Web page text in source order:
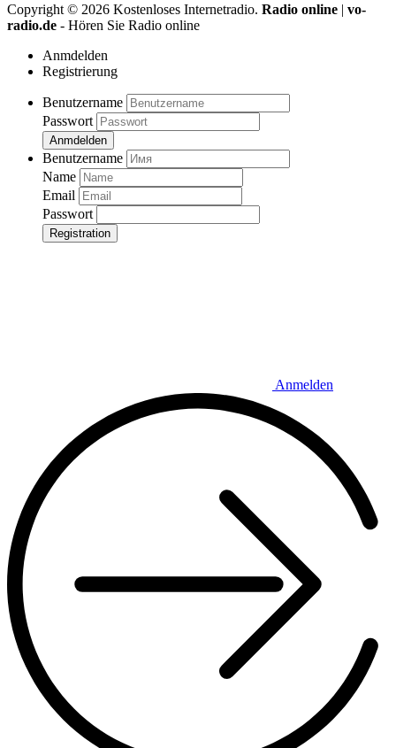
Copyright © 2026 Kostenloses Internetradio. Radio online | vo-
radio.de - Hören Sie Radio online
Anmdelden
Registrierung
Benutzername
Passwort
Anmdelden
Benutzername
Name
Email
Passwort
Registration
Anmelden